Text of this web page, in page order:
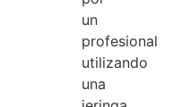
un
profesional
utilizando
una